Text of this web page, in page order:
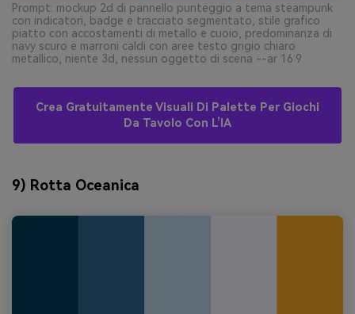
Prompt: mockup 2d di pannello punteggio a tema steampunk
con indicatori, badge e tracciato segmentato, stile grafico
piatto con accostamenti di metallo e cuoio, predominanza di
navy scuro e marroni caldi con aree testo grigio chiaro
metallico, niente 3d, nessun oggetto di scena --ar 16:9
Crea Gratuitamente Visuali Di Palette Per Giochi
Da Tavolo Con L’IA
9) Rotta Oceanica